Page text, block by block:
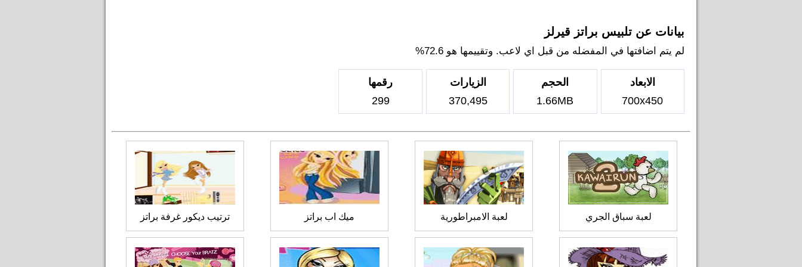
بيانات عن تلبيس براتز قيرلز
لم يتم اضافتها في المفضله من قبل اي لاعب. وتقييمها هو 72.6%
الابعاد
700x450
الحجم
1.66MB
الزيارات
370,495
رقمها
299
لعبة سباق الجري لعبة الامبراطورية ميك اب براتز ترتيب ديكور غرفة براتز